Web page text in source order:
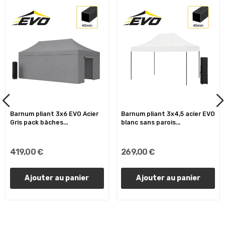
Barnum pliant 3x6 EVO Acier
Gris pack bâches...
419,00 €
Ajouter au panier
Barnum pliant 3x4,5 acier EVO
blanc sans parois...
269,00 €
Ajouter au panier